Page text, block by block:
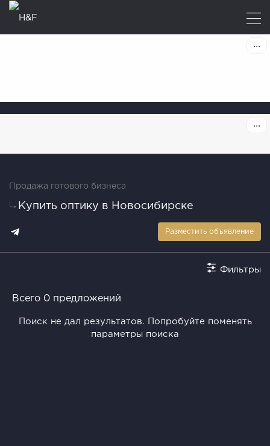
Продажа готового бизнеса
Купить оптику в Новосибирске
Разместить объявление
Фильтры
Всего 0 предложений
Поиск не дал результатов. Попробуйте поменять
параметры поиска